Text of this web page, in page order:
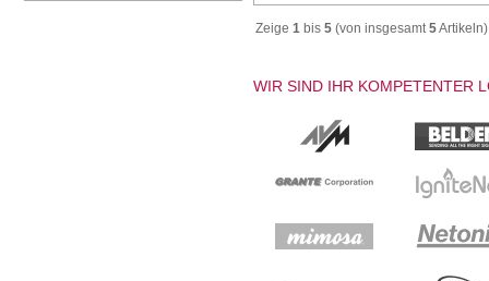
Zeige 1 bis 5 (von insgesamt5Artikeln)
WIR SIND IHR KOMPETENTER